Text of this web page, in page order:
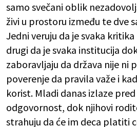
samo svečani oblik
živi u prostoru između te dve
Jedni veruju da je svaka
drugi da je svaka institucija
zaboravljaju da država nije ni
poverenje da pravila važe i
korist. Mladi danas izlaze
odgovornost, dok njihovi
strahuju da će im deca platiti